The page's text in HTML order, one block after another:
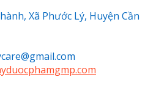
Xã Phước Lý, Huyện Cần